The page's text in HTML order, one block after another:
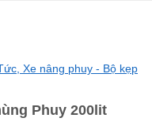
Xe nâng phuy - Bộ kẹp
Phuy 200lit